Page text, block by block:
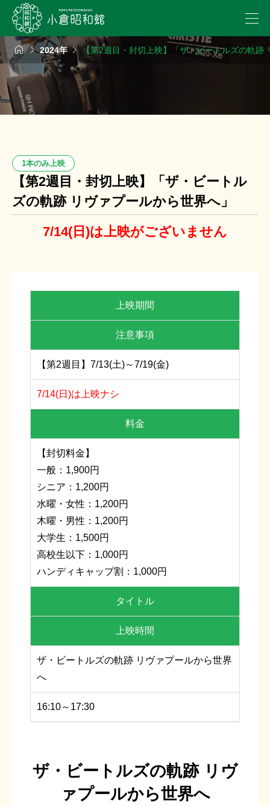
2024年【第2週目・封切上映】「ザ・ビートルズの軌跡
1本のみ上映
【第2週目・封切上映】「ザ・ビートル
ズの軌跡 リヴァプールから世界へ」
7/14(日)は上映がございません
上映期間
注意事項
【第2週目】7/13(土)～7/19(金)
7/14(日)は上映ナシ
料金
【封切料金】
一般：1,900円
シニア：1,200円
水曜・女性：1,200円
木曜・男性：1,200円
大学生：1,500円
高校生以下：1,000円
ハンディキャップ割：1,000円
タイトル
上映時間
ザ・ビートルズの軌跡 リヴァプールから世界
へ
16:10～17:30
ザ・ビートルズの軌跡 リヴ
ァプールから世界へ